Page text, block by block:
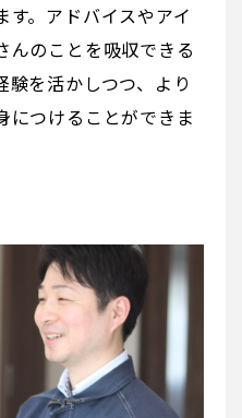
す。アドバイスやアイ
んのことを吸収できる
を活かしつつ、より
につけることができま